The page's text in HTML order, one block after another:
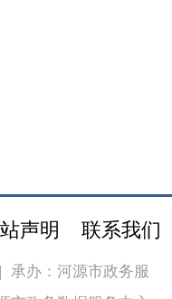
声明 联系我们
承办：河源市政务服